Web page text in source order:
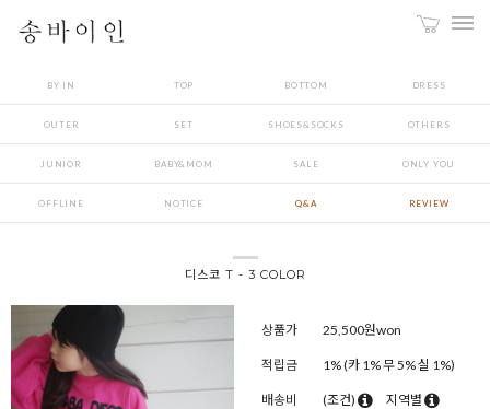
BY IN TOP BOTTOM DRESS
OUTER SET SHOES&SOCKS OTHERS
JUNIOR BABY&MOM SALE ONLY YOU
OFFLINE NOTICE Q&A REVIEW
디스코 T - 3 COLOR
상품가 25,500원won
적립금 1% (카 1% 무 5% 실 1%)
배송비 (조건) 지역별